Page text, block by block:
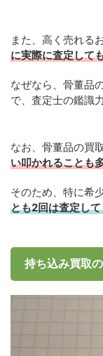
また、高く売れる
に実際に査定して
なぜなら、骨董品
で、査定士の鑑識
なお、骨董品の買
い叩かれることも
そのため、特に希
とも2回は査定し
持ち込み買取